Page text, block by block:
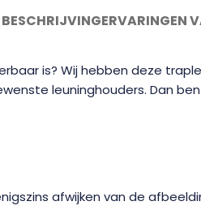
BESCHRIJVINGERVARINGEN
is? Wij hebben deze
leuninghouders. Dan
afwijken van de